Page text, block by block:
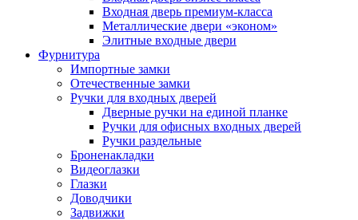
Входная дверь премиум-класса
Металлические двери «эконом»
Элитные входные двери
Фурнитура
Импортные замки
Отечественные замки
Ручки для входных дверей
Дверные ручки на единой планке
Ручки для офисных входных дверей
Ручки раздельные
Броненакладки
Видеоглазки
Глазки
Доводчики
Задвижки